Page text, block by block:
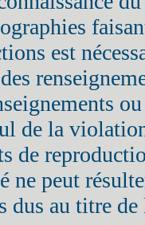
est
de la
de
peut
dus au titre